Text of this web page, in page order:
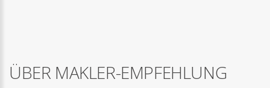
ÜBER MAKLER-EMPFEHLUNG